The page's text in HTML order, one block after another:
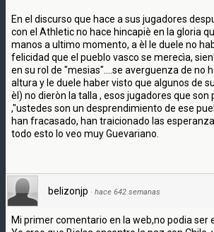
En el discurso que hace a sus jugadores
con el Athletic no hace hincapiè en la gloria
manos a ultimo momento, a èl le duele no
felicidad que el pueblo vasco se merecìa,
en su rol de "mesias"....se averguenza de no
altura y le duele haber visto que algunos de
èl) no dieròn la talla , esos jugadores que son
,"ustedes son un desprendimiento de ese
han fracasado, han traicionado las
todo esto lo veo muy Guevariano.
belizonjp · hace 642 semanas
Mi primer comentario en la web,no podia ser